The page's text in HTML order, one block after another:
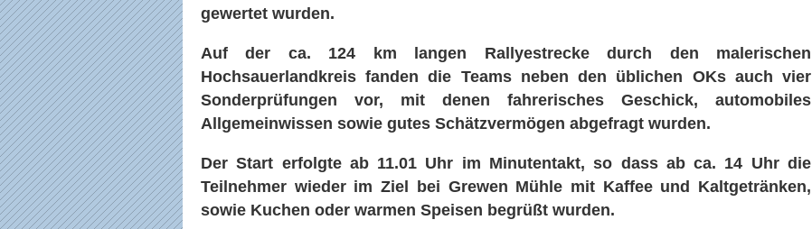
gewertet wurden.
Auf der ca. 124 km langen Rallyestrecke durch den malerischen
Hochsauerlandkreis fanden die Teams neben den üblichen OKs auch vier
Sonderprüfungen vor, mit denen fahrerisches Geschick, automobiles
Allgemeinwissen sowie gutes Schätzvermögen abgefragt wurden.
Der Start erfolgte ab 11.01 Uhr im Minutentakt, so dass ab ca. 14 Uhr die
Teilnehmer wieder im Ziel bei Grewen Mühle mit Kaffee und Kaltgetränken,
sowie Kuchen oder warmen Speisen begrüßt wurden.